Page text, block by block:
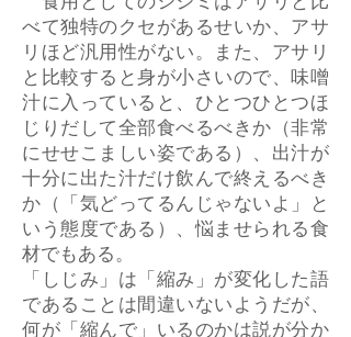
べて独特のクセがあるせいか、アサ
リほど汎用性がない。また、アサリ
と比較すると身が小さいので、味噌
汁に入っていると、ひとつひとつほ
じりだして全部食べるべきか（非常
にせせこましい姿である）、出汁が
十分に出た汁だけ飲んで終えるべき
か（「気どってるんじゃないよ」と
いう態度である）、悩ませられる食
材でもある。
「しじみ」は「縮み」が変化した語
であることは間違いないようだが、